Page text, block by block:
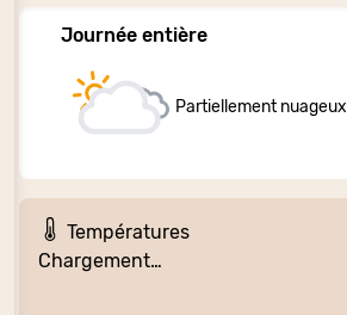
Journée entière
Partiellement nuageux
Températures
Chargement…